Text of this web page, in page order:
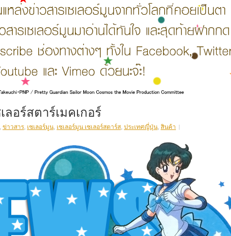
ลอร์สตาร์เมคเกอร์
, ข่าวสาร, เซเลอร์มูน, เซเลอร์มูน เซเลอร์สตาร์ส, ประเทศญี่ปุ่น, สินค้า